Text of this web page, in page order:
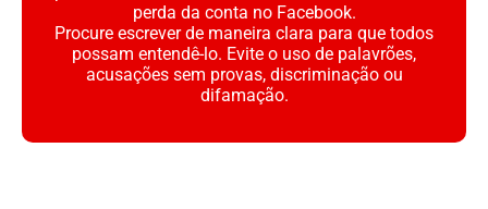
perda da conta no Facebook.
Procure escrever de maneira clara para que todos
possam entendê-lo. Evite o uso de palavrões,
acusações sem provas, discriminação ou
difamação.